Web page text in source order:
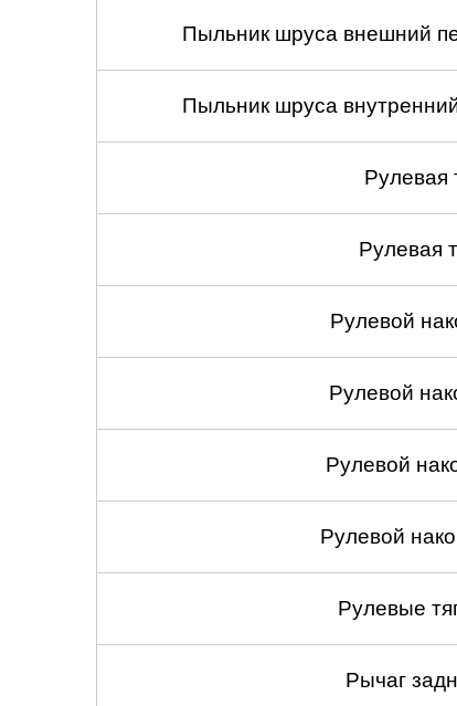
Сургут
Тула
Тюмень
Ульяновск
Череповец
Ярославль
Пыльник шруса внешний
Пыльник шруса
Рулевая
Рулевая
Рулевой
Рулевой
Рулевой
Рулевой
Рулевые
Рычаг